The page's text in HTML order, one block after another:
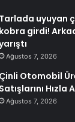
Tarlada uyuyan
kobra girdi!
Ağustos 7, 2026
Çinli Otomobil
Satışlarını Hızla
Ağustos 7, 2026